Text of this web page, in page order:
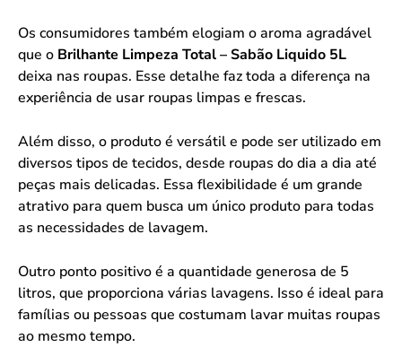
Os consumidores também elogiam o aroma agradável
que o Brilhante Limpeza Total – Sabão Liquido 5L
deixa nas roupas. Esse detalhe faz toda a diferença na
experiência de usar roupas limpas e frescas.
Além disso, o produto é versátil e pode ser utilizado em
diversos tipos de tecidos, desde roupas do dia a dia até
peças mais delicadas. Essa flexibilidade é um grande
atrativo para quem busca um único produto para todas
as necessidades de lavagem.
Outro ponto positivo é a quantidade generosa de 5
litros, que proporciona várias lavagens. Isso é ideal para
famílias ou pessoas que costumam lavar muitas roupas
ao mesmo tempo.